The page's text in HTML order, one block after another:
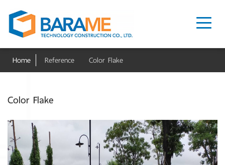
Home Reference Color Flake
Color Flake